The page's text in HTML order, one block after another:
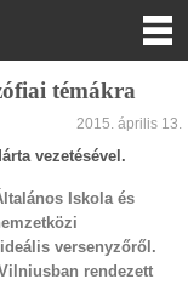
témákra
2015. április 13.
vezetésével.
Iskola és
versenyzőről.
rendezett